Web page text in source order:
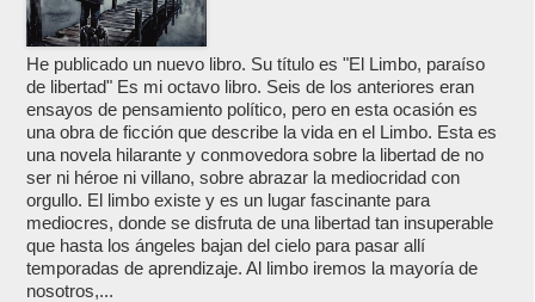
He publicado un nuevo libro. Su título es "El Limbo, paraíso
de libertad" Es mi octavo libro. Seis de los anteriores eran
ensayos de pensamiento político, pero en esta ocasión es
una obra de ficción que describe la vida en el Limbo. Esta es
una novela hilarante y conmovedora sobre la libertad de no
ser ni héroe ni villano, sobre abrazar la mediocridad con
orgullo. El limbo existe y es un lugar fascinante para
mediocres, donde se disfruta de una libertad tan insuperable
que hasta los ángeles bajan del cielo para pasar allí
temporadas de aprendizaje. Al limbo iremos la mayoría de
nosotros,...